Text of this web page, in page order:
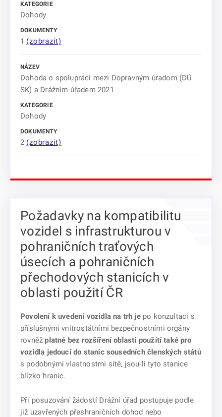
Dohody
1 (zobrazit)
Dohoda o spolupráci mezi Dopravným úradom (DÚ
SK) a Drážním úřadem 2021
Dohody
2 (zobrazit)
Požadavky na kompatibilitu
vozidel s infrastrukturou v
pohraničních traťových
úsecích a pohraničních
přechodových stanicích v
oblasti použití ČR
Povolení k uvedení vozidla na trh jepo konzultaci s
příslušnými vnitrostátními bezpečnostními orgány
rovněžplatné bez rozšíření oblasti použití také pro
vozidla jedoucí do stanic sousedních členských států
s podobnými vlastnostmi sítě, jsou-li tyto stanice
blízko hranic.
Při posuzování žádostí Drážní úřad postupuje podle
již uzavřených přeshraničních dohod nebo